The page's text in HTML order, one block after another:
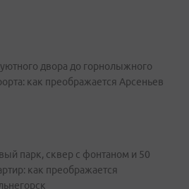
двора до горнолыжного
как преображается Арсеньев
парк, сквер с фонтаном и 50
как преображается